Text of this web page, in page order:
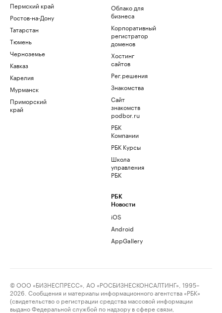
Пермский край
Ростов-на-Дону
Татарстан
Тюмень
Черноземье
Кавказ
Карелия
Мурманск
Приморский
край
Облако для
бизнеса
Корпоративный
регистратор
доменов
Хостинг
сайтов
Рег.решения
Знакомства
Сайт
знакомств
podbor.ru
РБК
Компании
РБК Курсы
Школа
управления
РБК
РБК
Новости
iOS
Android
AppGallery
© ООО «БИЗНЕСПРЕСС», АО «РОСБИЗНЕСКОНСАЛТИНГ», 1995–
2026. Сообщения и материалы информационного агентства «РБК»
(свидетельство о регистрации средства массовой информации
выдано Федеральной службой по надзору в сфере связи,